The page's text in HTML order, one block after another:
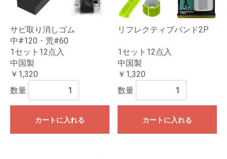
サビ取り消しゴム
中#120・荒#60
1セット12点入
中国製
￥1,320
数量
カートに入れる
リフレクティブバンド2P
1セット12点入
中国製
￥1,320
数量
カートに入れる